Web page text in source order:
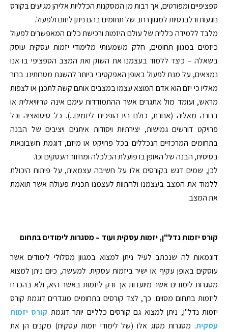
ספציפיים ומפורטים, אך רבות מן המסקנות הכלליות אליהן מגיעים בקורס
נוגעות ורלבנטיות למגוון רחב של תחומים בהם ניתן ליזום ולפעול.
מלבד ללמידה כללית של עולם היזמות ורכישת כלים המאפשרים לפעול
כיזמים במגוון תחומים, חלק משמעותי מלימודי יזמות עסקית עוסק
בשאלה – כיצד ללמוד בעצמנו את השוק ואת המצב הספציפי בו אנו
נמצאים, על מנת לפעול באופן האפקטיבי ביותר להשגת מטרותינו. ברור
מאליו כי יזם הוא אדם המוצא עצמו במצבים אותם קשה לתכנן או לצפות
מראש, ועומד מול אתגרים אשר ההתמודדות עימם אינה טריוויאלית או
ברורה מאליה (אחרת, כולם היו הופכים ליזמים...). כל סיטואציה וכל
פרויקט דורשים גמישות, יצירתיות ויסודות איתנים ויציבים של הבנה
בתחומים המרכזיים הנכללים בכל פרויקט או מיזם, דוגמת חשבונאות
בסיסית, הבנה של האופן בו פועלת הכלכלה ומחזור העסקים וכו'.
לכן, שמים דגש בקורסים אלו על חשיבה עצמאית, על פיתוח היכולת
ללמוד את המצב בעצמנו ולהתוות לעצמנו תכנית פעולה אשר תואמת
את המצב.
קורס יזמות נדל"ן, יזמות עסקית ועוד – מסגרות לימודים בתחום
דוגמאות לה שנכתב לעיל ניתן למצוא במגוון מסלולי לימודים אשר
עוסקים באופן עקיף או ישיר ביזמות עסקית. למעשה, כיום ניתן למצוא
מסגרות לימודים אשר מיועדות אך ורק ליזמות באשר היא, ולא בהכרח
ליזמות בתחום מסוים. כך, לצד קורסים בתחומים מוגדרים דוגמת קורס
יזמות נדל"ן, ניתן למצוא גם קורסים כלליים יותר דוגמת קורס יזמות
עסקית. מסגרות מסוג אלו (של לימודי יזמות עסקית) מקנים הן את